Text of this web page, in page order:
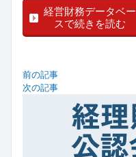
経営財務データベー
スで続きを読む
前の記事
次の記事